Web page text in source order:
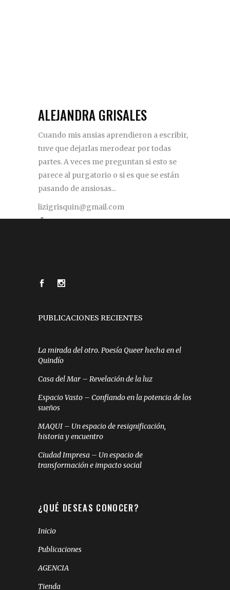
ALEJANDRA GRISALES
Cuando mis ansias aprendieron a escribir,
tuve que dejarlas merodear por todas
partes. A veces me preguntan si esto se
parece al purgatorio o si es que se están
pasando de ansiosas...
lizigrisquin@gmail.com
PUBLICACIONES RECIENTES
La mirada del otro. Poesía Queer hecha en el
Quindío
Casa del Mar – Revelación de la luz
Espacio Vasto – Confiando en la potencia de los
sueños
MAQUI – Un espacio de resignificación,
historia y encuentro
Ciudad Impresa – Un espacio de
transformación e impacto social
¿QUÉ DESEAS CONOCER?
Inicio
Publicaciones
AGENCIA
Tienda